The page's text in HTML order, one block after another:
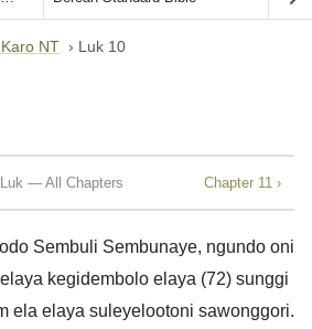
NT › Luk 10
Luk — All Chapters Chapter 11 ›
Sembuli Sembunaye, ngundo oni
kegidembolo elaya (72) sunggi
ela elaya suleyelootoni sawonggori.